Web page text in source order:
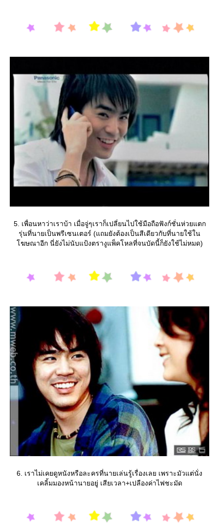
5. เพื่อนหาว่าเราบ้า เมื่อจู่ๆเราก็เปลี่ยนไปใช้มือถือฟังก์ชั่นห่วยแตก
รุ่นที่นายเป็นพรีเซนเตอร์ (แถมยังต้องเป็นสีเดียวกับที่นายใช้ใน
ฆษณาอีก นี่ยังไม่นับแป้งตรางูแพ็คโหลที่จนบัดนี้ก็ยังใช้ไม่หมด)
6. เราไม่เคยดูหนังหรือละครที่นายเล่นรู้เรื่องเลย เพราะมัวแต่นั่ง
เคลิ้มมองหน้านายอยู่ เสียเวลา+เปลืองค่าไฟชะมัด